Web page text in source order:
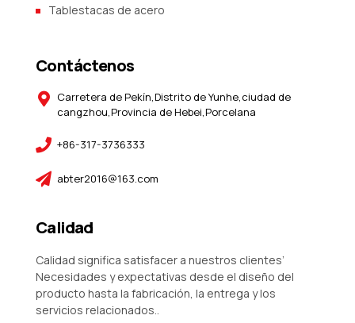
Tablestacas de acero
Contáctenos
Carretera de Pekín,Distrito de Yunhe,ciudad de
cangzhou,Provincia de Hebei,Porcelana
+86-317-3736333
abter2016@163.com
Calidad
Calidad significa satisfacer a nuestros clientes’
Necesidades y expectativas desde el diseño del
producto hasta la fabricación, la entrega y los
servicios relacionados..